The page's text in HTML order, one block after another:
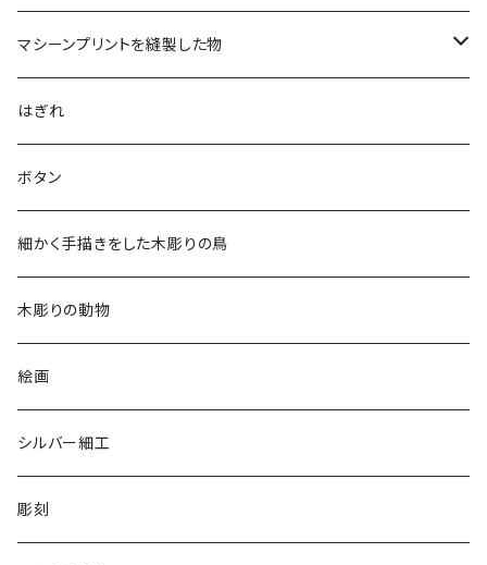
マシーンプリントを縫製した物
アロハシャツ
2018
2019
ドレスシャツ
チュニック
リバーシブル 帽子
リバーシブル エコバッグ
はぎれ
ボタン
細かく手描きをした木彫りの鳥
木彫りの動物
絵画
シルバー細工
彫刻